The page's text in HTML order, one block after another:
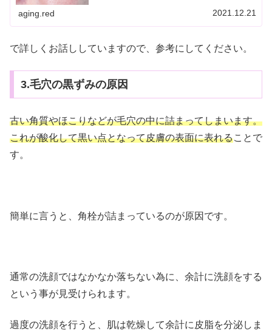
aging.red 2021.12.21
で詳しくお話ししていますので、参考にしてください。
3.毛穴の黒ずみの原因
古い角質やほこりなどが毛穴の中に詰まってしまいます。
これが酸化して黒い点となって皮膚の表面に表れることで
す。
簡単に言うと、角栓が詰まっているのが原因です。
通常の洗顔ではなかなか落ちない為に、余計に洗顔をする
という事が見受けられます。
過度の洗顔を行うと、肌は乾燥して余計に皮脂を分泌しま